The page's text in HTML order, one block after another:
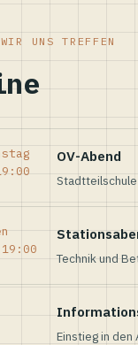
UNS TREFFEN
OV-Abend
Technik und
Einstieg in